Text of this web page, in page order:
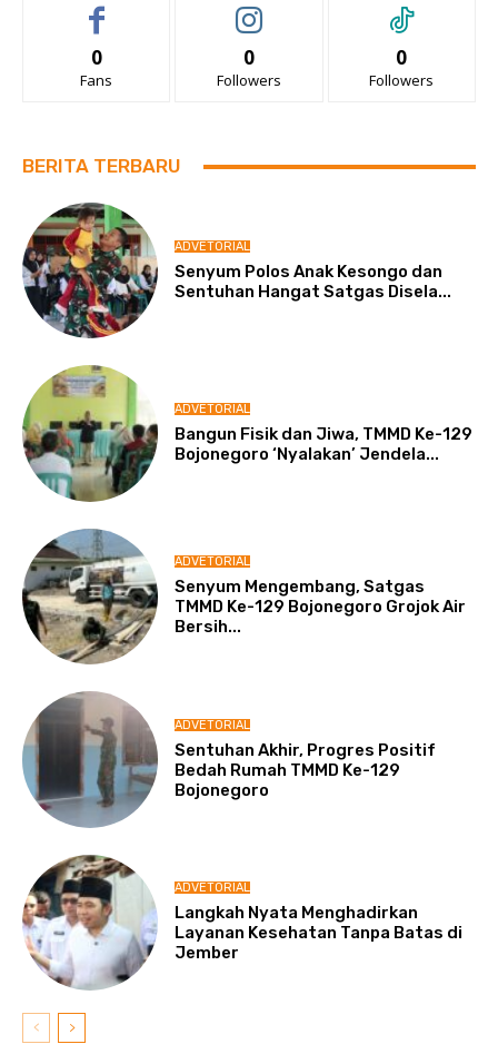
0
Fans
0
Followers
0
Followers
BERITA TERBARU
ADVETORIAL
Senyum Polos Anak Kesongo dan
Sentuhan Hangat Satgas Disela...
ADVETORIAL
Bangun Fisik dan Jiwa, TMMD Ke-129
Bojonegoro ‘Nyalakan’ Jendela...
ADVETORIAL
Senyum Mengembang, Satgas
TMMD Ke-129 Bojonegoro Grojok Air
Bersih...
ADVETORIAL
Sentuhan Akhir, Progres Positif
Bedah Rumah TMMD Ke-129
Bojonegoro
ADVETORIAL
Langkah Nyata Menghadirkan
Layanan Kesehatan Tanpa Batas di
Jember